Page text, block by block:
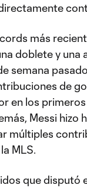
más
doblete y
semana
de
en los
Messi hizo
múltiples
MLS.
que disputó